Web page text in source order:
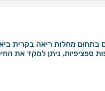
ספציפיות, ניתן למקד את